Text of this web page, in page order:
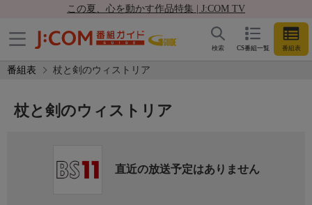
この夏、心を動かす作品特集 | J:COM TV
CS番組一覧 番組表
検索
番組表 杖と剣のウィストリア
杖と剣のウィストリア
直近の放送予定はありません